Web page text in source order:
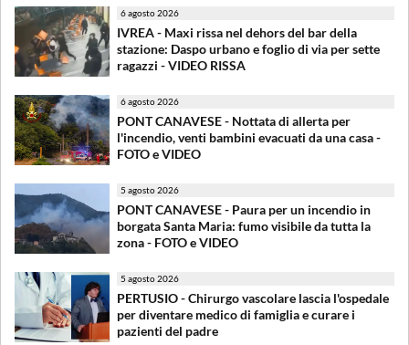
6 agosto 2026
IVREA - Maxi rissa nel dehors del bar della
stazione: Daspo urbano e foglio di via per sette
ragazzi - VIDEO RISSA
6 agosto 2026
PONT CANAVESE - Nottata di allerta per
l'incendio, venti bambini evacuati da una casa -
FOTO e VIDEO
5 agosto 2026
PONT CANAVESE - Paura per un incendio in
borgata Santa Maria: fumo visibile da tutta la
zona - FOTO e VIDEO
5 agosto 2026
PERTUSIO - Chirurgo vascolare lascia l'ospedale
per diventare medico di famiglia e curare i
pazienti del padre